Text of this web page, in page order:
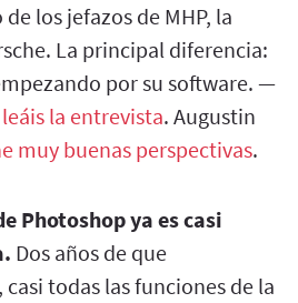
los jefazos de MHP, la
La principal diferencia:
por su software. —
leáis la entrevista. Augustin
muy buenas perspectivas.
Photoshop ya es casi
Dos años de que
todas las funciones de la